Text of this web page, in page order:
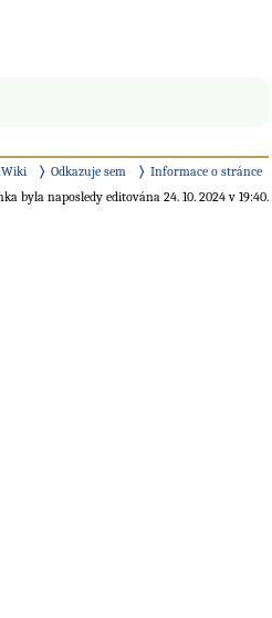
Odkazuje sem
Informace o stránce
byla naposledy editována 24. 10. 2024 v 19:40.